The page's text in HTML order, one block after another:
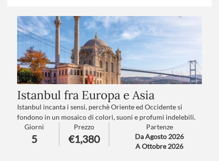
Istanbul fra Europa e Asia
Istanbul incanta i sensi, perchè Oriente ed Occidente si
fondono in un mosaico di colori, suoni e profumi indelebili.
Per i suoi mille volti, le 200 Moschee, i palazzi reali da
capogiro, le architetture romane e ottomane.
Giorni
5
Prezzo
€1,380
Partenze
Da Agosto 2026
A Ottobre 2026